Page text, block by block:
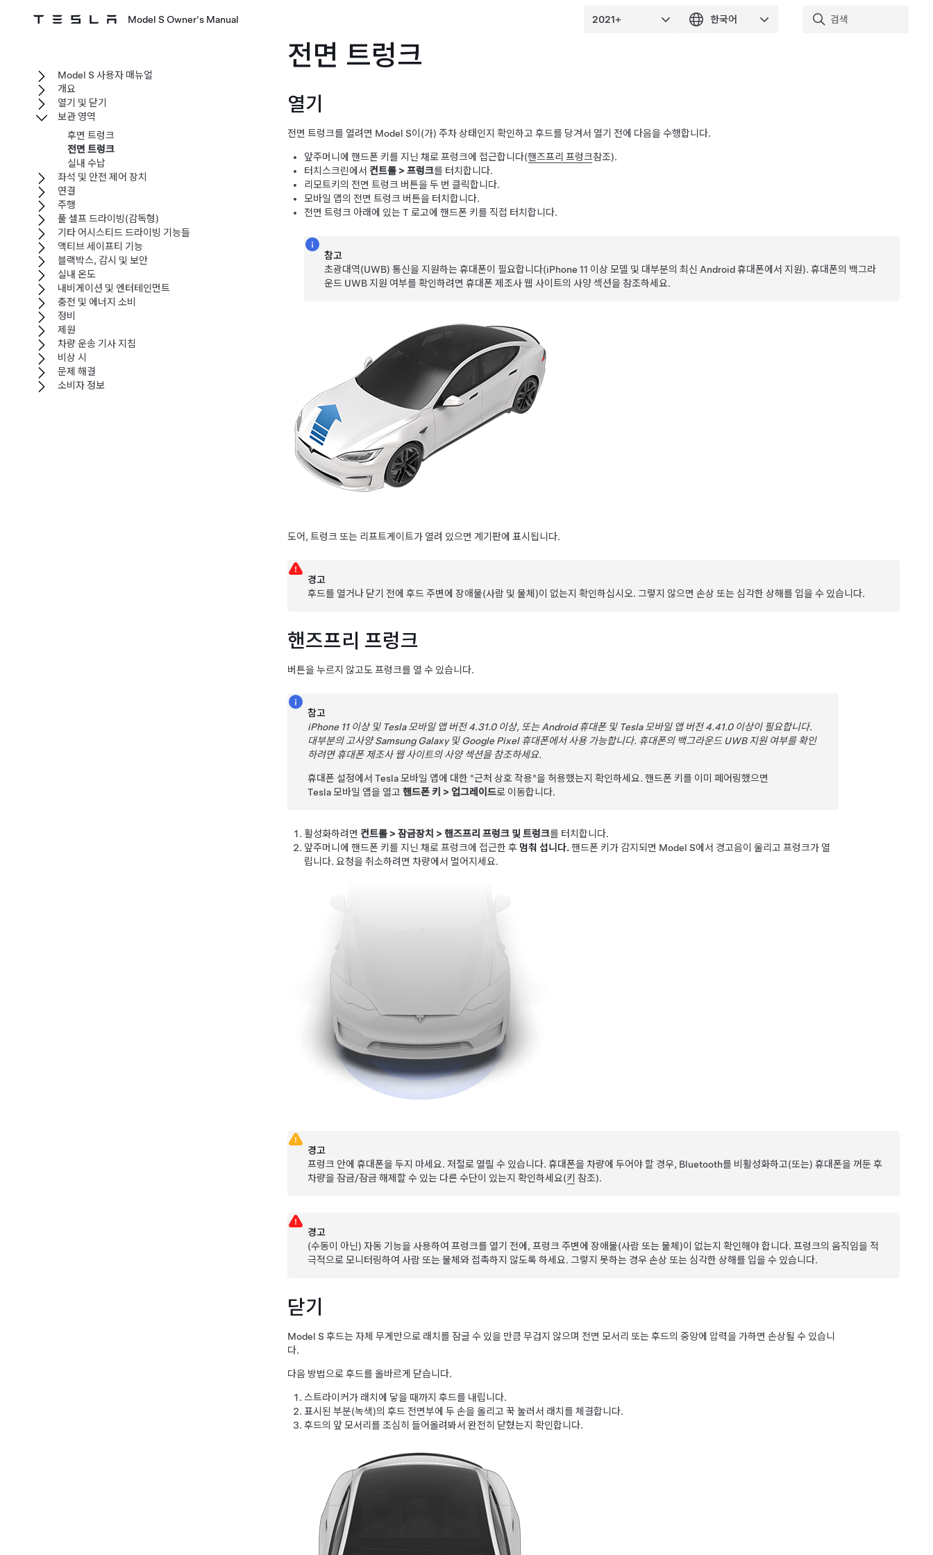
Model S Owner's Manual
전면 트렁크
열기
전면 트렁크를 열려면 Model S이(가) 주차 상태인지 확인하고 후드를 당겨서 열기 전에 다음을 수행합니다.
앞주머니에 핸드폰 키를 지닌 채로 프렁크에 접근합니다(핸즈프리 프렁크참조).
터치스크린에서 컨트롤 > 프렁크를 터치합니다.
리모트키의 전면 트렁크 버튼을 두 번 클릭합니다.
모바일 앱의 전면 트렁크 버튼을 터치합니다.
전면 트렁크 아래에 있는 T 로고에 핸드폰 키를 직접 터치합니다.
참고
초광대역(UWB) 통신을 지원하는 휴대폰이 필요합니다(iPhone 11 이상 모델 및 대부분의 최신 Android 휴대폰에서 지원). 휴대폰의 백그라
운드 UWB 지원 여부를 확인하려면 휴대폰 제조사 웹 사이트의 사양 섹션을 참조하세요.
도어, 트렁크 또는 리프트게이트가 열려 있으면 계기판에 표시됩니다.
경고
후드를 열거나 닫기 전에 후드 주변에 장애물(사람 및 물체)이 없는지 확인하십시오. 그렇지 않으면 손상 또는 심각한 상해를 입을 수 있습니다.
핸즈프리 프렁크
버튼을 누르지 않고도 프렁크를 열 수 있습니다.
참고
iPhone 11 이상 및 Tesla 모바일 앱 버전 4.31.0 이상, 또는 Android 휴대폰 및 Tesla 모바일 앱 버전 4.41.0 이상이 필요합니다.
대부분의 고사양Samsung Galaxy 및 Google Pixel휴대폰에서 사용 가능합니다. 휴대폰의 백그라운드 UWB 지원 여부를 확인
하려면 휴대폰 제조사 웹 사이트의 사양 섹션을 참조하세요.
휴대폰 설정에서 Tesla 모바일 앱에 대한 "근처 상호 작용"을 허용했는지 확인하세요. 핸드폰 키를 이미 페어링했으면
Tesla 모바일 앱을 열고핸드폰 키 >업그레이드로 이동합니다.
활성화하려면 컨트롤 > 잠금장치 > 핸즈프리 프렁크 및 트렁크를 터치합니다.
앞주머니에 핸드폰 키를 지닌 채로 프렁크에 접근한 후 멈춰 섭니다. 핸드폰 키가 감지되면 Model S에서 경고음이 울리고 프렁크가 열
립니다. 요청을 취소하려면 차량에서 멀어지세요.
경고
프렁크 안에 휴대폰을 두지 마세요. 저절로 열릴 수 있습니다. 휴대폰을 차량에 두어야 할 경우, Bluetooth를 비활성화하고(또는) 휴대폰을 꺼둔 후
차량을 잠금/잠금 해제할 수 있는 다른 수단이 있는지 확인하세요(키 참조).
경고
(수동이 아닌) 자동 기능을 사용하여 프렁크를 열기 전에, 프렁크 주변에 장애물(사람 또는 물체)이 없는지 확인해야 합니다. 프렁크의 움직임을 적
극적으로 모니터링하여 사람 또는 물체와 접촉하지 않도록 하세요. 그렇지 못하는 경우 손상 또는 심각한 상해를 입을 수 있습니다.
닫기
Model S 후드는 자체 무게만으로 래치를 잠글 수 있을 만큼 무겁지 않으며 전면 모서리 또는 후드의 중앙에 압력을 가하면 손상될 수 있습니
다.
다음 방법으로 후드를 올바르게 닫습니다.
스트라이커가 래치에 닿을 때까지 후드를 내립니다.
표시된 부분(녹색)의 후드 전면부에 두 손을 올리고 꾹 눌러서 래치를 체결합니다.
후드의 앞 모서리를 조심히 들어올려봐서 완전히 닫혔는지 확인합니다.
Model S 사용자 매뉴얼
개요
열기 및 닫기
보관 영역
후면 트렁크
전면 트렁크
실내 수납
좌석 및 안전 제어 장치
연결
주행
풀 셀프 드라이빙(감독형)
기타 어시스티드 드라이빙 기능들
액티브 세이프티 기능
블랙박스, 감시 및 보안
실내 온도
내비게이션 및 엔터테인먼트
충전 및 에너지 소비
정비
제원
차량 운송 기사 지침
비상 시
문제 해결
소비자 정보